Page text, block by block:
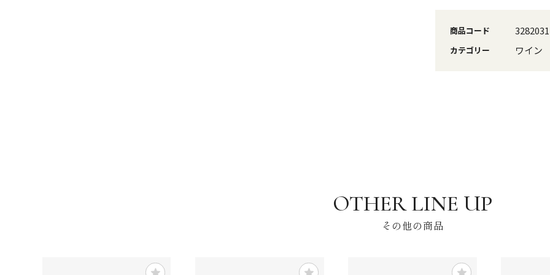
商品コード 3282031
カテゴリー ワイン
その他の商品